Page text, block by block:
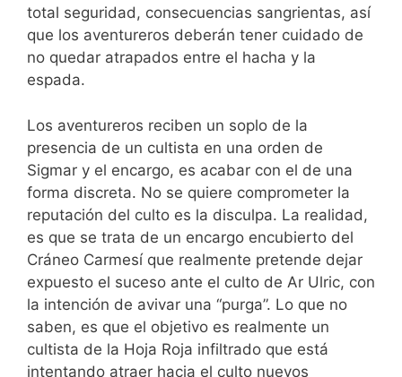
total seguridad, consecuencias sangrientas, así
que los aventureros deberán tener cuidado de
no quedar atrapados entre el hacha y la
espada.
Los aventureros reciben un soplo de la
presencia de un cultista en una orden de
Sigmar y el encargo, es acabar con el de una
forma discreta. No se quiere comprometer la
reputación del culto es la disculpa. La realidad,
es que se trata de un encargo encubierto del
Cráneo Carmesí que realmente pretende dejar
expuesto el suceso ante el culto de Ar Ulric, con
la intención de avivar una “purga”. Lo que no
saben, es que el objetivo es realmente un
cultista de la Hoja Roja infiltrado que está
intentando atraer hacia el culto nuevos